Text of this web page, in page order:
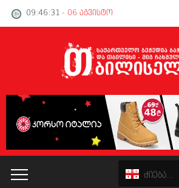
09:46:32 - 06 აგვისტო